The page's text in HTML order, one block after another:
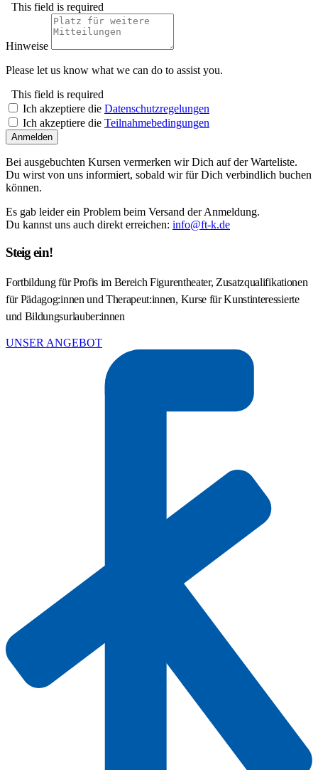
This field is required
Hinweise
Please let us know what we can do to assist you.
This field is required
Ich akzeptiere die Datenschutzregelungen
Ich akzeptiere die Teilnahmebedingungen
Anmelden
Bei ausgebuchten Kursen vermerken wir Dich auf der Warteliste.
Du wirst von uns informiert, sobald wir für Dich verbindlich buchen
können.
Es gab leider ein Problem beim Versand der Anmeldung.
Du kannst uns auch direkt erreichen: info@ft-k.de
Steig ein!
Fortbildung für Profis im Bereich Figurentheater, Zusatzqualifikationen
für Pädagog:innen und Therapeut:innen, Kurse für Kunstinteressierte
und Bildungsurlauber:innen
UNSER ANGEBOT